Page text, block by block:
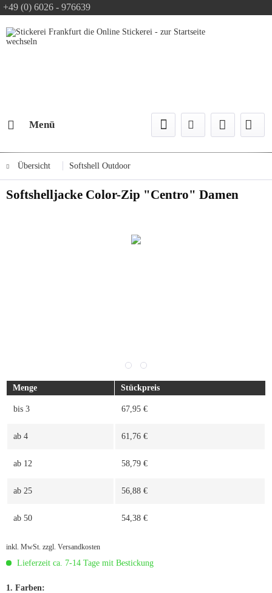
+49 (0) 6026 - 976639
Text-Logo kostenlos
Logo Konfiguration
Menü
Übersicht Softshell Outdoor
Softshelljacke Color-Zip "Centro" Damen
Menge Stückpreis
bis 3 67,95 €
ab 4 61,76 €
ab 12 58,79 €
ab 25 56,88 €
ab 50 54,38 €
inkl. MwSt. zzgl. Versandkosten
Lieferzeit ca. 7-14 Tage mit Bestickung
1. Farben: